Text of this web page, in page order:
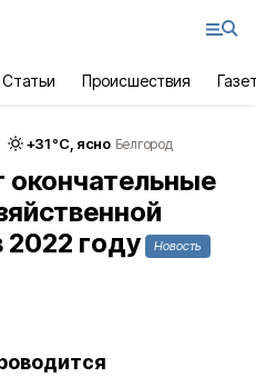
Статьи Происшествия
+31°С, ясно Белгород
окончательные
2022 году
Новость